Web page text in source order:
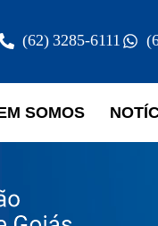
(62) 3285-6111
SOMOS